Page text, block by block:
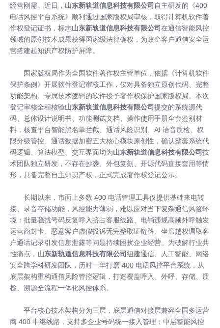
经营刚需。近日， 山东新轨道信息科技有限公司 自主研发的《400
电话风控平台系统》顺利通过国家版权局审核，取得计算机软件著
作权登记证书，标志山东新轨道信息科技有限公司在通信智能风控
领域的原创技术成果获得国家级法律确权，为政企客户通信安全运
营搭建起知识产权防护屏障。
国家版权局作为全国软件著作权主管单位，依据《计算机软件
保护条例》开展软件登记审核工作，仅对具备独立原创代码、完整
功能架构、专属技术逻辑的软件授予著作权保护国家版权局。本次
登记审核全程核验山东新轨道信息科技有限公司提交的系统源代
码、总体设计说明书、功能测试文档、操作使用手册全套鉴别材
料，核查平台智能黑名单拦截、通话风险识别、AI 语音质检、权
限分级管控、通话数据加密五大核心模块原创性，确认整套系统代
码逻辑、算法模型、交互界面均为山东新轨道信息科技有限公司技
术团队独立研发，不存在抄袭、外包复刻、开源代码直接套用等情
形，具备完整自主知识产权，正式完成著作权登记公示。
长期以来，市面上多数 400 电话管理工具仅提供基础来电转
接、录音存储功能，风控能力薄弱，难以应对当下复杂通信风险环
境：批量骚扰号码反复呼入挤占客服线路、电销违规高频外呼触发
运营商封卡、恶意客户虚假投诉无完整取证链路、坐席越权调取客
户通话记录引发信息泄露等问题持续困扰企业经营。为破解行业共
性痛点， 山东新轨道信息科技有限公司组建通信、人工智能、网络
安全跨学科研发团队，历时一年打磨 400 电话风控平台系统，从
底层架构重构通信风险管控逻辑，打造覆盖呼入、外呼、存储、质
检、溯源全流程一体化风控体系。
平台核心技术架构分为三层，底层通信对接层兼容全国多运营
商 400 中继线路，支持多企业号码统一接入管理；中层智能风控